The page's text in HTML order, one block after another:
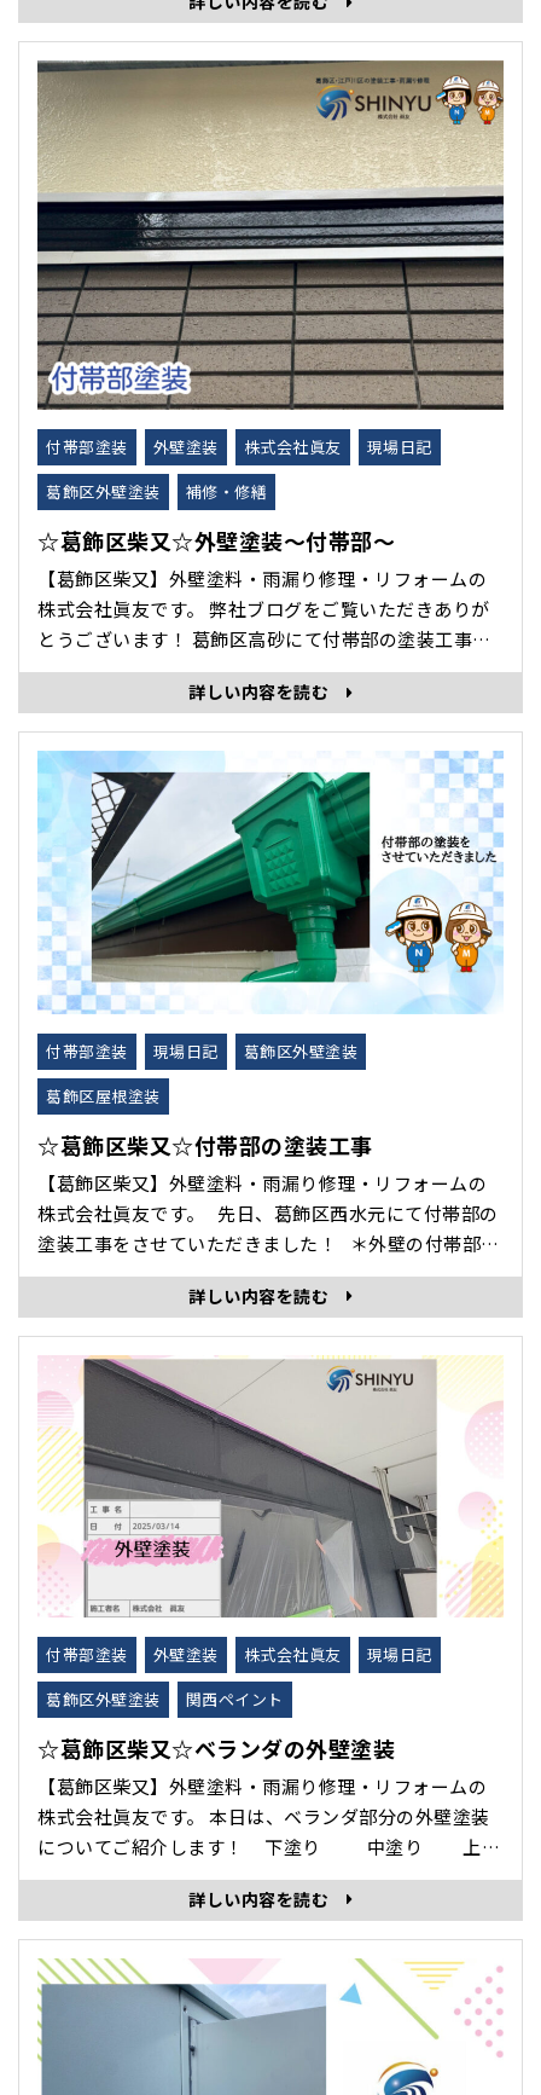
物の細かい部分のことです。 ・雨どい（樋） ・破風板
（はふいた） ・軒天 ・雨戸、シャッター ・･･･
付帯部塗装 外壁塗装 株式会社眞友
現場日記
葛飾区外壁塗装
補修・修繕
☆葛飾区柴又☆外壁塗装～付帯部～
【葛飾区柴又】外壁塗料・雨漏り修理・リフォームの
株式会社眞友です。 弊社ブログをご覧いただきありが
とうございます！ 葛飾区高砂にて付帯部の塗装工事を
致しました。 付帯部とは？ 付帯部は窓枠やドア、雨
戸、ベランダの手すりなど、外壁に付随する部分を指
します。 ★before ★･･･
詳しい内容を読む
付帯部塗装 現場日記
葛飾区外壁塗装
葛飾区屋根塗装
☆葛飾区柴又☆付帯部の塗装工事
【葛飾区柴又】外壁塗料・雨漏り修理・リフォームの
株式会社眞友です。 先日、葛飾区西水元にて付帯部の
塗装工事をさせていただきました！ ＊外壁の付帯部と
は？ 外壁の付帯部とは付帯部は窓枠やドア、雨戸、ベ
ランダの手すりなど、外壁に付随する部分を指します。
壁面と屋根以外の細かな部分すべて、と言い換えても
構いません。 こ･･･
詳しい内容を読む
付帯部塗装 外壁塗装 株式会社眞友
現場日記
葛飾区外壁塗装
関西ペイント
☆葛飾区柴又☆ベランダの外壁塗装
【葛飾区柴又】外壁塗料・雨漏り修理・リフォームの
株式会社眞友です。 本日は、ベランダ部分の外壁塗装
についてご紹介します！ 下塗り 中塗り 上塗
り あげ裏塗装 パーティション･･･
詳しい内容を読む